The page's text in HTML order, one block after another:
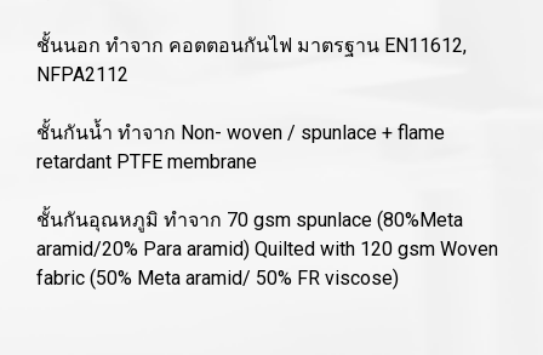
ชั้นนอก ทำจาก คอตตอนกันไฟ มาตรฐาน EN11612,
NFPA2112
ชั้นกันน้ำ ทำจาก Non- woven / spunlace + flame
retardant PTFE membrane
ชั้นกันอุณหภูมิ ทำจาก 70 gsm spunlace (80%Meta
aramid/20% Para aramid) Quilted with 120 gsm Woven
fabric (50% Meta aramid/ 50% FR viscose)